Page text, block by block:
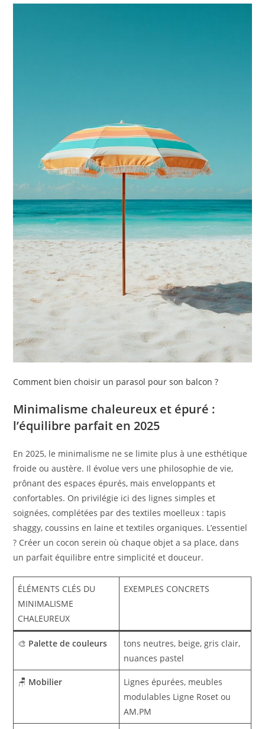
Comment bien choisir un parasol pour son balcon ?
Minimalisme chaleureux et épuré :
l’équilibre parfait en 2025
En 2025, le minimalisme ne se limite plus à une esthétique
froide ou austère. Il évolue vers une philosophie de vie,
prônant des espaces épurés, mais enveloppants et
confortables. On privilégie ici des lignes simples et
soignées, complétées par des textiles moelleux : tapis
shaggy, coussins en laine et textiles organiques. L’essentiel
? Créer un cocon serein où chaque objet a sa place, dans
un parfait équilibre entre simplicité et douceur.
ÉLÉMENTS CLÉS DU
MINIMALISME
CHALEUREUX
EXEMPLES CONCRETS
🎨 Palette de couleurs
tons neutres, beige, gris clair,
nuances pastel
🪑 Mobilier
Lignes épurées, meubles
modulables Ligne Roset ou
AM.PM